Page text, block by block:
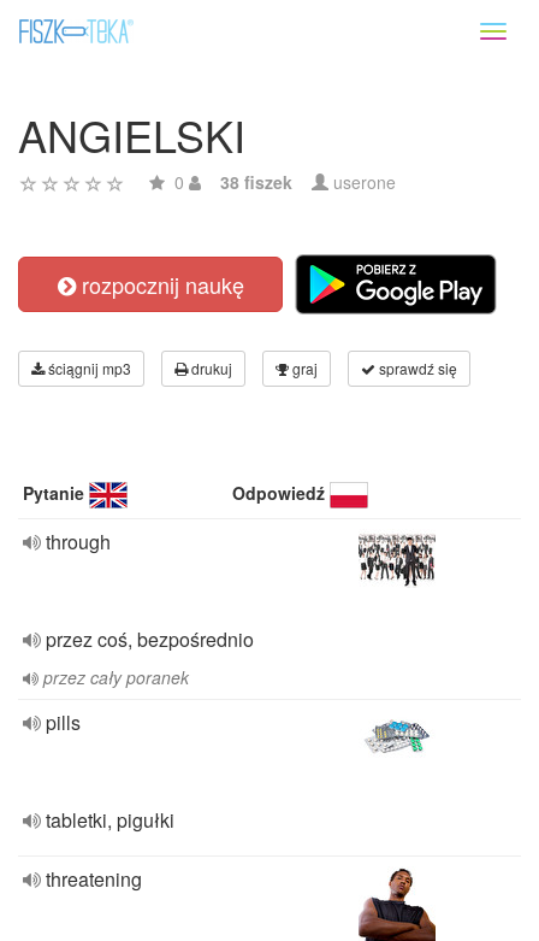
ANGIELSKI
0 38 fiszek userone
rozpocznij naukę
ściągnij mp3 drukuj graj sprawdź się
Pytanie Odpowiedź
through
przez coś, bezpośrednio
przez cały poranek
pills
tabletki, pigułki
threatening